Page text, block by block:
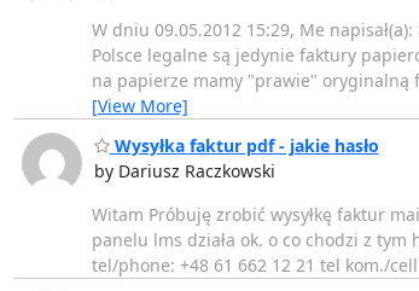
W dniu 09.05.2012 15:29, Me
Polsce legalne są jedynie faktury
na papierze mamy "prawie" oryginalną
[View More]
Wysyłka faktur pdf - jakie hasło
by Dariusz Raczkowski
Witam Próbuję zrobić wysyłkę faktur
panelu lms działa ok. o co chodzi z tym
tel/phone: +48 61 662 12 21 tel kom./